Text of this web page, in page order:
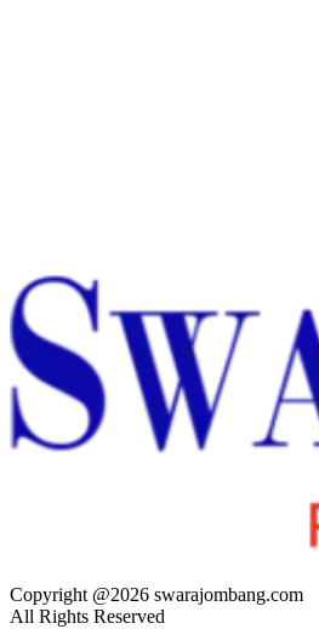
Copyright @2026 swarajombang.com
All Rights Reserved